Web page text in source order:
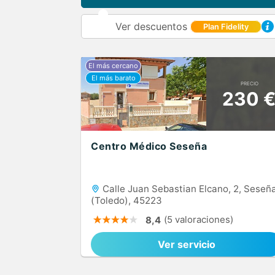
Ver descuentos Plan Fidelity
PRECIO
230
Centro Médico Seseña
Calle Juan Sebastian Elcano, 2,
(Toledo), 45223
8,4 (5 valoraciones)
Ver servicio